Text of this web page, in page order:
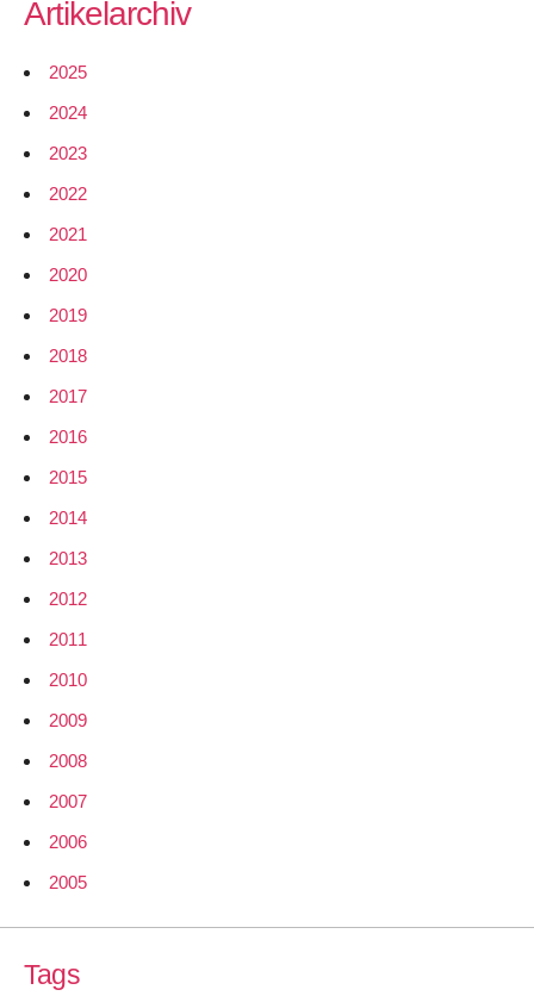
2006
Artikelarchiv
2025
2024
2023
2022
2021
2020
2019
2018
2017
2016
2015
2014
2013
2012
2011
2010
2009
2008
2007
2006
2005
Tags